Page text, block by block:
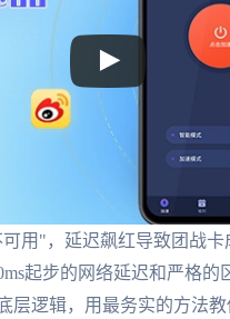
用"，延迟飙红导致团战
起步的网络延迟和严格
逻辑，用最务实的方法